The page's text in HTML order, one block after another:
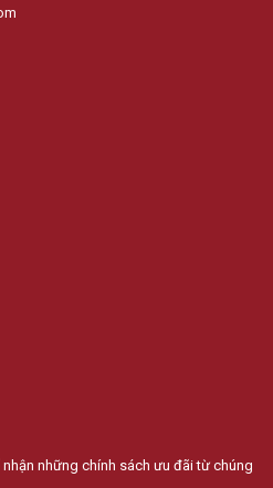
những chính sách ưu đãi từ chúng